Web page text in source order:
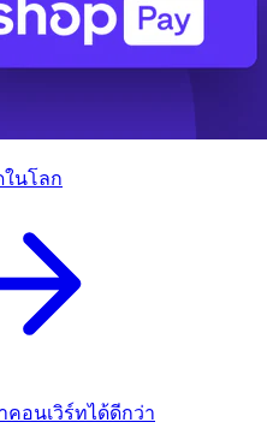
ในโลก
อนเวิร์ทได้ดีกว่า